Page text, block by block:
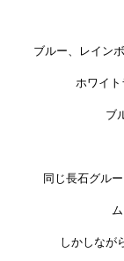
ブルー、レイン
ホワイト
ブ
同じ長石グル
しかしなが